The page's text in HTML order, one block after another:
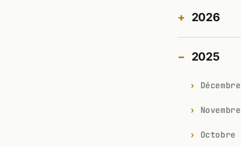
2026
2025
Décembre
Novembre
Octobre